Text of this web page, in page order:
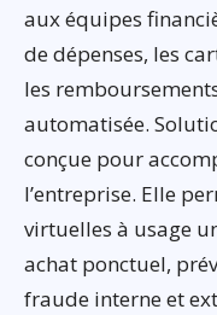
aux équipes
de dépenses, les
les
automatisée.
conçue pour
l’entreprise. Elle
virtuelles à usage
achat ponctuel,
fraude interne et